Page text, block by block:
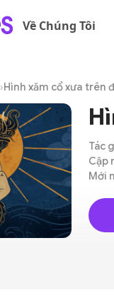
Về Chúng Tôi
›Hình xăm cổ xưa trên
Tác
Cập
Mới